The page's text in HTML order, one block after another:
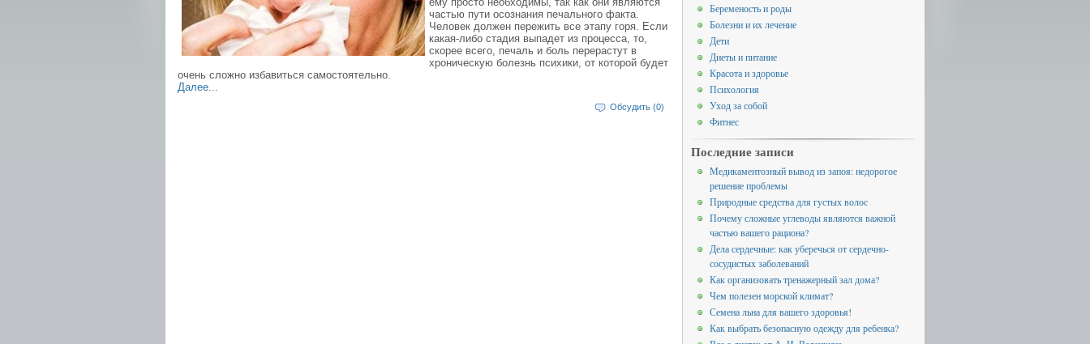
частью пути осознания печального факта.
Человек должен пережить все этапу горя. Если
какая-либо стадия выпадет из процесса, то,
скорее всего, печаль и боль перерастут в
хроническую болезнь психики, от которой будет
очень сложно избавиться самостоятельно.
Далее...
Обсудить (0)
Беременость и роды
Болезни и их лечение
Дети
Диеты и питание
Красота и здоровье
Психология
Уход за собой
Фитнес
Последние записи
Медикаментозный вывод из запоя: недорогое
решение проблемы
Природные средства для густых волос
Почему сложные углеводы являются важной
частью вашего рациона?
Дела сердечные: как уберечься от сердечно-
сосудистых заболеваний
Как организовать тренажерный зал дома?
Чем полезен морской климат?
Семена льна для вашего здоровья!
Как выбрать безопасную одежду для ребенка?